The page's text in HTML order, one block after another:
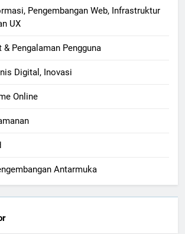
Pengembangan Web, Infrastruktur
UX
Pengalaman Pengguna
Digital, Inovasi
Online
Antarmuka